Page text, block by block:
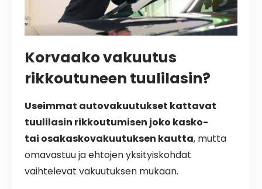
Korvaako vakuutus
rikkoutuneen tuulilasin?
Useimmat autovakuutukset kattavat
tuulilasin rikkoutumisen joko kasko-
tai osakaskovakuutuksen kautta, mutta
omavastuu ja ehtojen yksityiskohdat
vaihtelevat vakuutuksen mukaan.